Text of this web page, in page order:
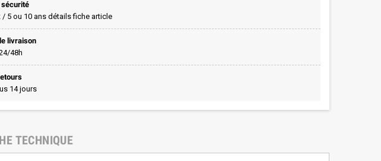
/ 5 ou 10 ans détails fiche article
livraison
48h
14 jours
TECHNIQUE